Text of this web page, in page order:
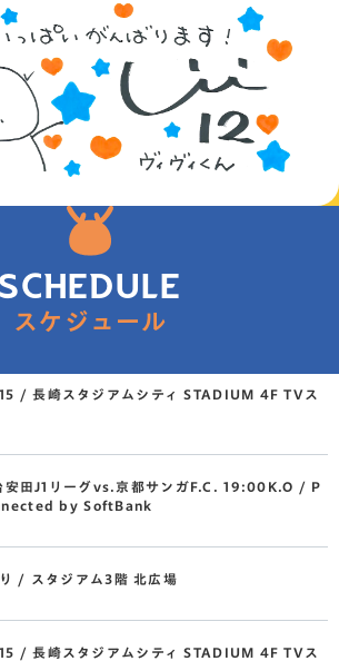
SCHEDULE
スケジュール
/ 長崎スタジアムシティ STADIUM 4F TVス
田J1リーグvs.京都サンガF.C. 19:00K.O / P
by SoftBank
/ スタジアム3階 北広場
/ 長崎スタジアムシティ STADIUM 4F TVス